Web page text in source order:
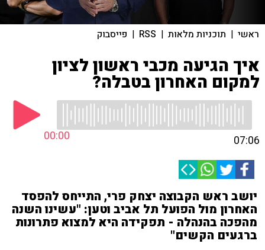
ראשי | תוכניות מלאות |
RSS
| פייסבוק
איך הגיעה מכבי ראשון לציון
למקום האחרון בטבלה?
00:00 07:06
יושב ראש הקבוצה יצחק פרי, התייחס להפסד
האחרון מול הפועל תל אביב וטען: "עשינו השנה
מהפכה בהנהלה - תפקידה היא למצוא פתרונות
ברגעים הקשים"